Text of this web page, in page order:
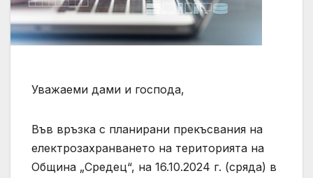
Уважаеми дами и господа,
Във връзка с планирани прекъсвания на
електрозахранването на територията на
Община „Средец“, на 16.10.2024 г. (сряда) в